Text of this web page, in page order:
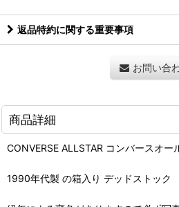
返品特約に関する重要事項
お問い合
商品詳細
CONVERSE ALLSTAR コンバースオ
1990年代製 の箱入り デッドストック